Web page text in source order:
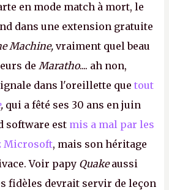
en mode match à mort, le
dans une extension gratuite
Machine, vraiment quel beau
de Maratho.... ah non,
dans l'oreillette que tout
, qui a fêté ses 30 ans en juin
software est mis a mal par les
Microsoft, mais son héritage
Voir papy Quakeaussi
fidèles devrait servir de leçon